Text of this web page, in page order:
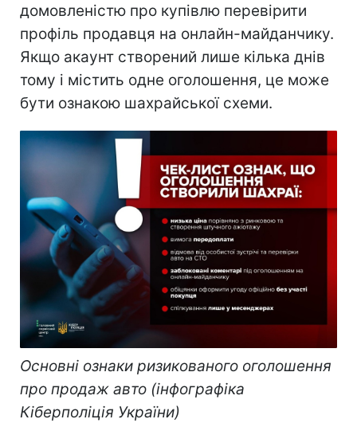
домовленістю про купівлю перевірити
профіль продавця на онлайн-майданчику.
Якщо акаунт створений лише кілька днів
тому і містить одне оголошення, це може
бути ознакою шахрайської схеми.
Основні ознаки ризикованого оголошення
про продаж авто (інфографіка
Кіберполіція України)